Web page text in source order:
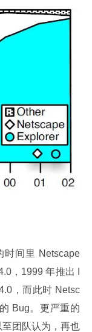
时间里 Netscape
，1999 年推出 I
，而此时 Netsc
Bug。更严重的
团队认为，再也